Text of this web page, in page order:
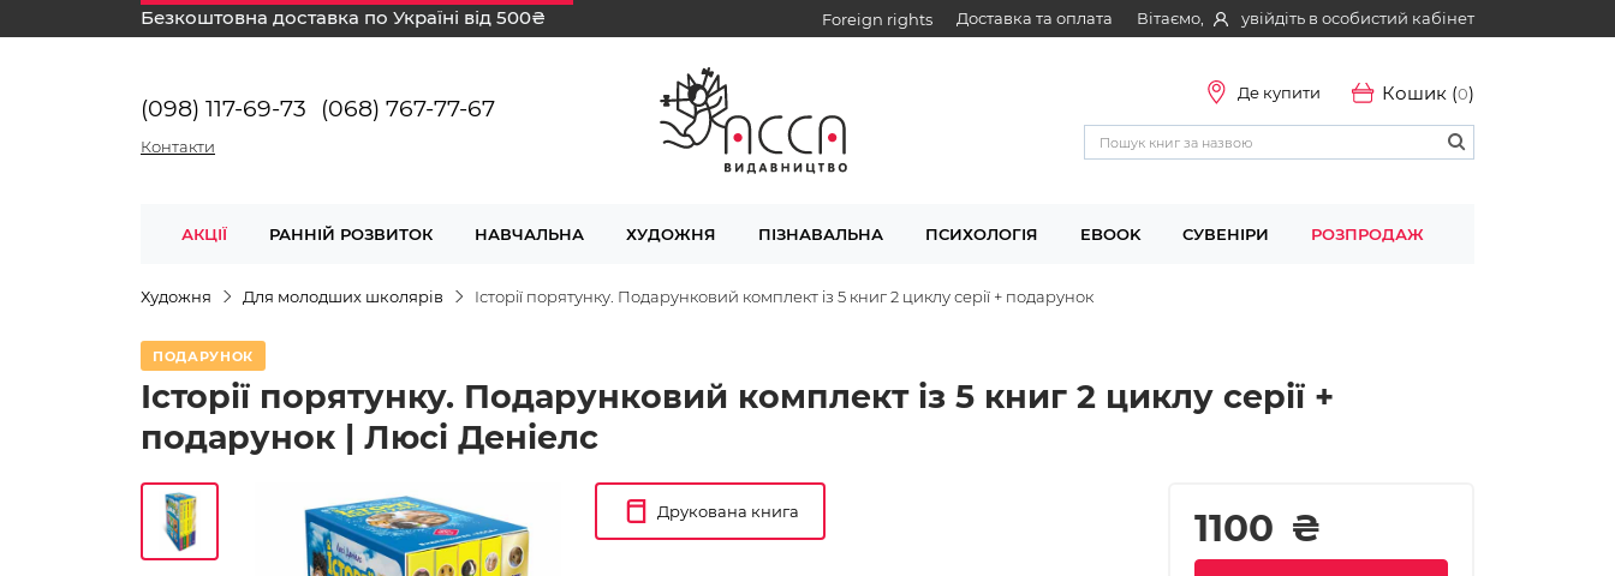
Безкоштовна доставка по Україні від 500₴ Foreign rights Доставка та оплата Вітаємо, увійдіть в особистий кабінет
(098) 117-69-73 (068) 767-77-67
Контакти
Де купити Кошик (0)
АКЦІЇ РАННІЙ РОЗВИТОК НАВЧАЛЬНА ХУДОЖНЯ ПІЗНАВАЛЬНА ПСИХОЛОГІЯ EBOOK СУВЕНІРИ РОЗПРОДАЖ
Художня Для молодших школярів Історії порятунку. Подарунковий комплект із 5 книг 2 циклу серії + подарунок
ПОДАРУНОК
Історії порятунку. Подарунковий комплект із 5 книг 2 циклу серії +
подарунок | Люсі Деніелс
Друкована книга 1100 ₴